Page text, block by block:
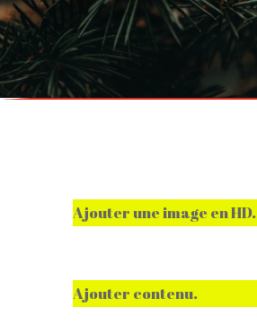
Ajouter une image en HD.
Ajouter contenu.